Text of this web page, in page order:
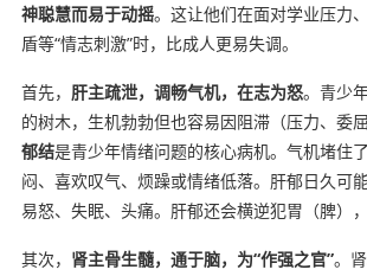
神聪慧而易于动摇。这让他们在面对学业压力
盾等“情志刺激”时，比成人更易失调。
首先， 肝主疏泄，调畅气机，在志为怒。青少
的树木，生机勃勃但也容易因阻滞（压力、委屈
郁结是青少年情绪问题的核心病机。气机堵住
闷、喜欢叹气、烦躁或情绪低落。肝郁日久可
易怒、失眠、头痛。肝郁还会横逆犯胃（脾）
其次， 肾主骨生髓，通于脑，为“作强之官”。